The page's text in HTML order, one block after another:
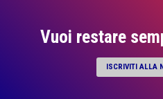
Vuoi restare
ISCRIVITI ALLA